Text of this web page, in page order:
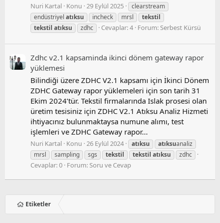
Nuri Kartal Konu 29 Eylül 2025
clearstream
endüstriyel atıksu incheck mrsl
tekstil
tekstil atıksu zdhc Cevaplar: 4 Forum:Serbest Kürsü
Zdhc v2.1 kapsaminda i̇ki̇nci̇ dönem gateway rapor
yüklemesi̇
Bilindiği üzere ZDHC V2.1 kapsamı için İkinci Dönem
ZDHC Gateway rapor yüklemeleri için son tarih 31
Ekim 2024’tür. Tekstil firmalarında Islak prosesi olan
üretim tesisiniz için ZDHC V2.1 Atıksu Analiz Hizmeti
ihtiyacınız bulunmaktaysa numune alımı, test
işlemleri ve ZDHC Gateway rapor...
Nuri Kartal Konu 26 Eylül 2024 atıksu atıksuanaliz
mrsl
sampling sgs tekstil tekstil atıksu zdhc
Cevaplar: 0 Forum:Soru ve Cevap
Etiketler